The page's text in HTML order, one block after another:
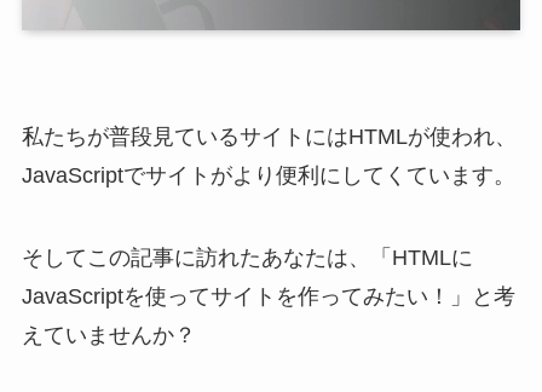
私たちが普段見ているサイトにはHTMLが使われ、
JavaScriptでサイトがより便利にしてくています。
そしてこの記事に訪れたあなたは、「HTMLに
JavaScriptを使ってサイトを作ってみたい！」と考
えていませんか？